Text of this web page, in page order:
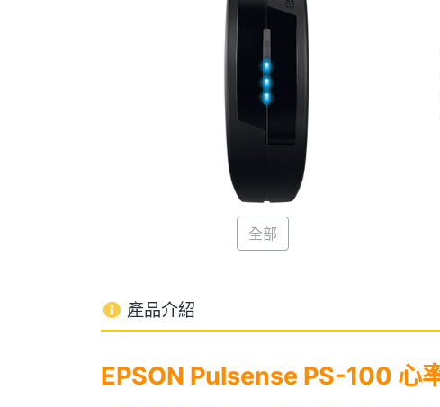
全部
產品介紹
EPSON Pulsense PS-100 心